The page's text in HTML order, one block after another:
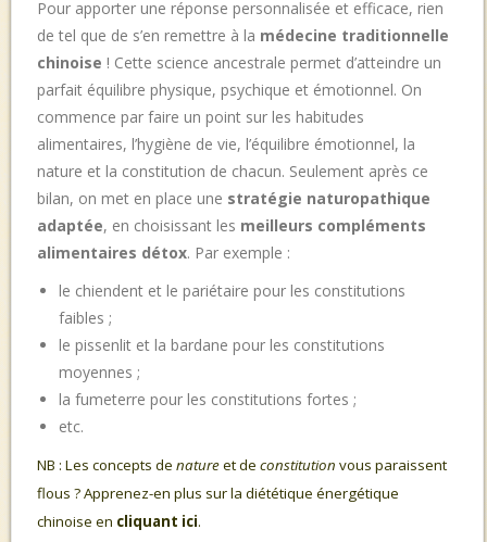
Pour apporter une réponse personnalisée et efficace, rien
de tel que de s’en remettre à la médecine traditionnelle
chinoise ! Cette science ancestrale permet d’atteindre un
parfait équilibre physique, psychique et émotionnel. On
commence par faire un point sur les habitudes
alimentaires, l’hygiène de vie, l’équilibre émotionnel, la
nature et la constitution de chacun. Seulement après ce
bilan, on met en place une stratégie naturopathique
adaptée, en choisissant les meilleurs compléments
alimentaires détox. Par exemple :
le chiendent et le pariétaire pour les constitutions
faibles ;
le pissenlit et la bardane pour les constitutions
moyennes ;
la fumeterre pour les constitutions fortes ;
etc.
NB : Les concepts de natureet de constitution vous paraissent
flous ? Apprenez-en plus sur la diététique énergétique
chinoise en cliquant ici.